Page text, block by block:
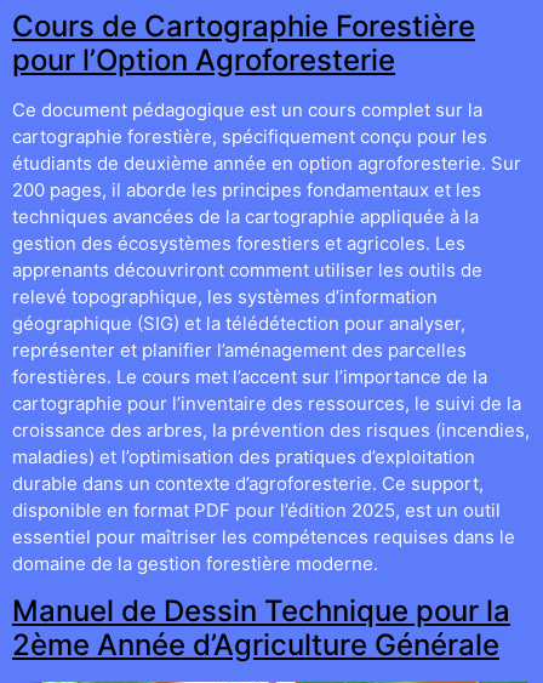
Cours de Cartographie Forestière
pour l’Option Agroforesterie
Ce document pédagogique est un cours complet sur la
cartographie forestière, spécifiquement conçu pour les
étudiants de deuxième année en option agroforesterie. Sur
200 pages, il aborde les principes fondamentaux et les
techniques avancées de la cartographie appliquée à la
gestion des écosystèmes forestiers et agricoles. Les
apprenants découvriront comment utiliser les outils de
relevé topographique, les systèmes d’information
géographique (SIG) et la télédétection pour analyser,
représenter et planifier l’aménagement des parcelles
forestières. Le cours met l’accent sur l’importance de la
cartographie pour l’inventaire des ressources, le suivi de la
croissance des arbres, la prévention des risques (incendies,
maladies) et l’optimisation des pratiques d’exploitation
durable dans un contexte d’agroforesterie. Ce support,
disponible en format PDF pour l’édition 2025, est un outil
essentiel pour maîtriser les compétences requises dans le
domaine de la gestion forestière moderne.
Manuel de Dessin Technique pour la
2ème Année d’Agriculture Générale